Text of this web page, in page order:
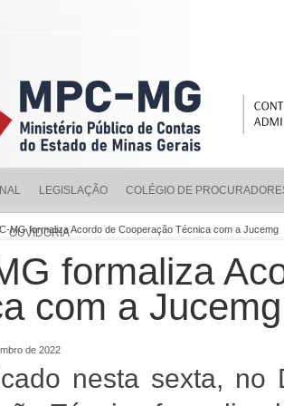
LEGISLAÇÃO COLÉGIO DE
OUVIDORIA
MG formaliza Acordo de Cooperação Técnica com a Jucemg
formaliza
com a Jucemg
de 2022
nesta sexta, no